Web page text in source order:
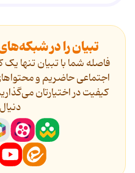
تبیان را در
فاصله شما با تبیان تنها
اجتماعی حاضریم و
کیفیت در اختیارتان